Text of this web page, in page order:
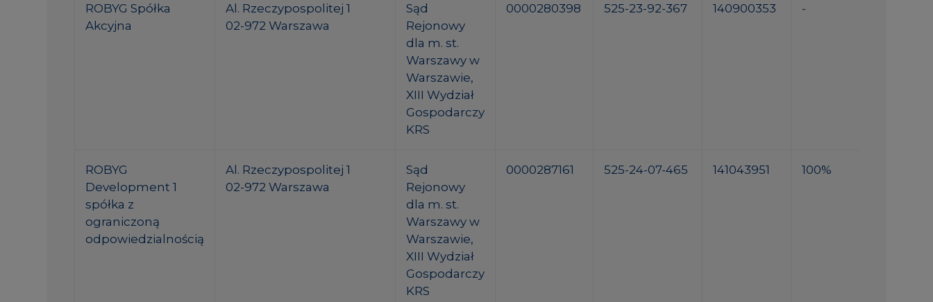
ROBYG Spółka
Akcyjna
Al. Rzeczypospolitej 1
02-972 Warszawa
Sąd
Rejonowy
dla m. st.
Warszawy w
Warszawie,
XIII Wydział
Gospodarczy
KRS
0000280398 525-23-92-367 140900353 -
ROBYG
Development 1
spółka z
ograniczoną
odpowiedzialnością
Al. Rzeczypospolitej 1
02-972 Warszawa
Sąd
Rejonowy
dla m. st.
Warszawy w
Warszawie,
XIII Wydział
Gospodarczy
KRS
0000287161 525-24-07-465 141043951 100%